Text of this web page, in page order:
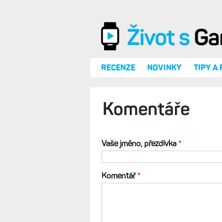
RECENZE NOVINKY TIPY A
Komentáře
Vaše jméno, přezdívka *
Komentář*